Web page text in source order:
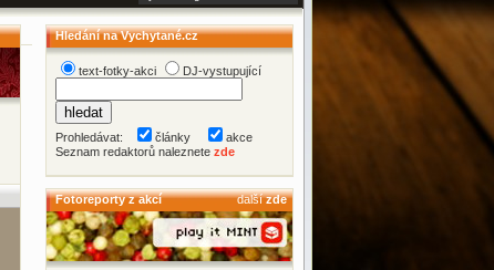
Hledání na Vychytané.cz
text-fotky-akci DJ-vystupující
Prohledávat: články
akce
Seznam redaktorů naleznete zde
Fotoreporty z akcí dalšízde